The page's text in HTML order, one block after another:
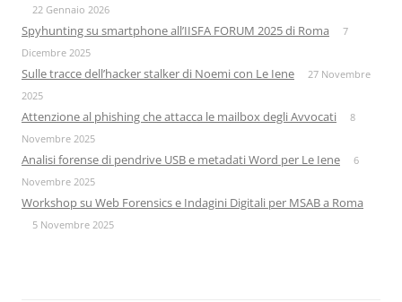
22 Gennaio 2026
Spyhunting su smartphone all’IISFA FORUM 2025 di Roma
7
Dicembre 2025
Sulle tracce dell’hacker stalker di Noemi con Le Iene
27 Novembre
2025
Attenzione al phishing che attacca le mailbox degli Avvocati
8
Novembre 2025
Analisi forense di pendrive USB e metadati Word per Le Iene
6
Novembre 2025
Workshop su Web Forensics e Indagini Digitali per MSAB a Roma
5 Novembre 2025